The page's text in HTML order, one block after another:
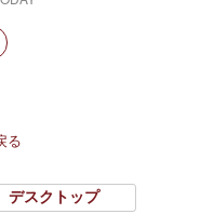
る
デスクトップ